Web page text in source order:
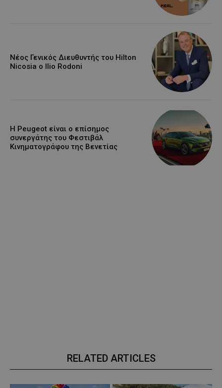
Νέος Γενικός Διευθυντής του Hilton
Nicosia ο Ilio Rodoni
Η Peugeot είναι ο επίσημος
συνεργάτης του Φεστιβάλ
Κινηματογράφου της Βενετίας
RELATED ARTICLES